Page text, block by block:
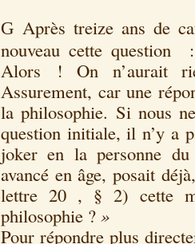
G Après treize ans de
nouveau cette
Alors ! On n’aurait
Assurement, car une
la philosophie. Si nous
question initiale, il n’y a
joker en la personne du
avancé en âge, posait
lettre 20 , § 2) cette
philosophie ? »
Pour répondre plus